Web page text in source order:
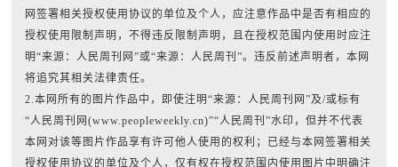
网签署相关授权使用协议的单位及个人，应注意作品中是否有相应的
授权使用限制声明，不得违反限制声明，且在授权范围内使用时应注
明“来源：人民周刊网”或“来源：人民周刊”。违反前述声明者，本网
将追究其相关法律责任。
2.本网所有的图片作品中，即使注明“来源：人民周刊网”及/或标有
“人民周刊网(www.peopleweekly.cn)”“人民周刊”水印，但并不代表
本网对该等图片作品享有许可他人使用的权利；已经与本网签署相关
授权使用协议的单位及个人，仅有权在授权范围内使用图片中明确注